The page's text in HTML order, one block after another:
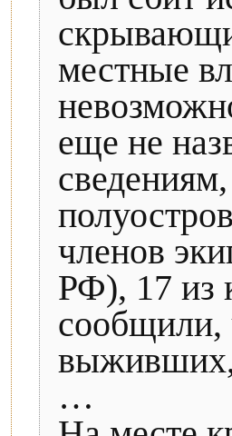
местные
еще не
членов
РФ), 17 из
сообщили,
выживших,
…